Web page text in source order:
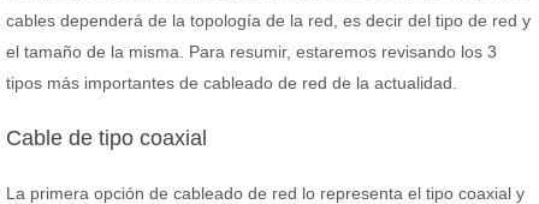
cables dependerá de la topología de la red, es decir del tipo de red y
el tamaño de la misma. Para resumir, estaremos revisando los 3
tipos más importantes de cableado de red de la actualidad.
Cable de tipo coaxial
La primera opción de cableado de red lo representa el tipo coaxial y